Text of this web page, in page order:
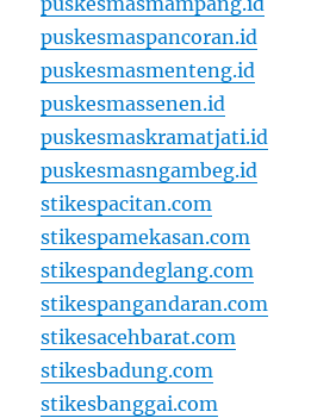
puskesmaspancoran.id
puskesmasmenteng.id
puskesmassenen.id
puskesmaskramatjati.id
puskesmasngambeg.id
stikespacitan.com
stikespamekasan.com
stikespandeglang.com
stikespangandaran.com
stikesacehbarat.com
stikesbadung.com
stikesbanggai.com